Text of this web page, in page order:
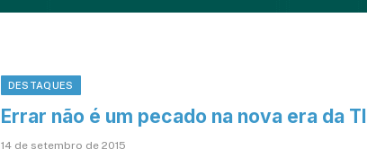
DESTAQUES
Errar não é um pecado na nova era da TI
14 de setembro de 2015